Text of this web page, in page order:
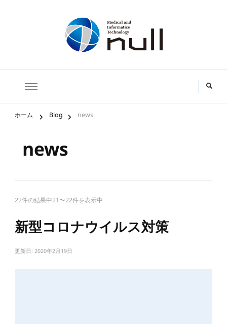
株式会社ｎｕｌｌ
ホーム Blog news
news
22件の結果中21〜22件を表示中
新型コロナウイルス対策
更新日:2020年2月19日